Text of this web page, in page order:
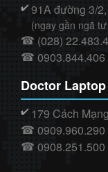
✔️ 91A đường 3/
(ngay gần ngã
☎ (028)
☎ 0903.844.406
Doctor
✔️ 179 Cách
☎ 0909.960.290
☎ 0908.251.500